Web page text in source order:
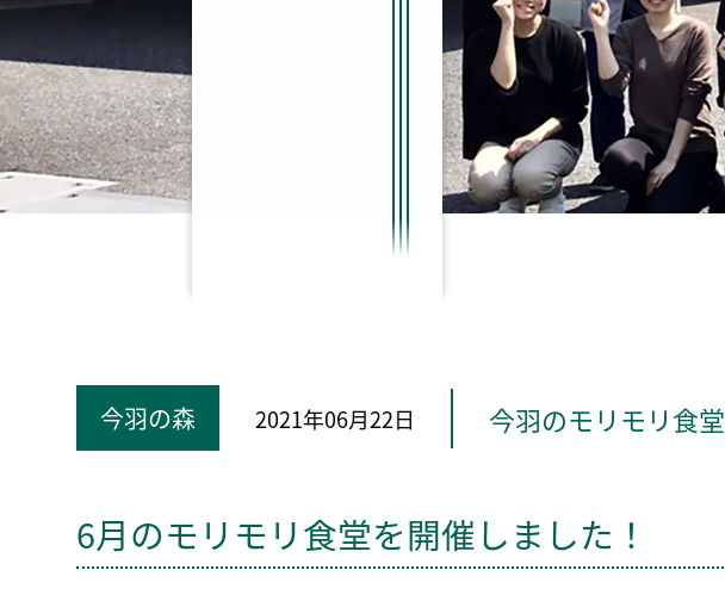
今羽の森 2021年06月22日 今羽のモリモリ食堂
6月のモリモリ食堂を開催しました！